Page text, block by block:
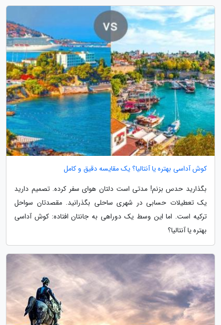
کوش آداسی بهتره یا آنتالیا؟ یک مقایسه دقیق و کامل
بگذارید حدس بزنم! مدتی است دلتان هوای سفر کرده. تصمیم دارید
یک تعطیلات حسابی در شهری ساحلی بگذرانید. مقصدتان سواحل
ترکیه است. اما این وسط یک دوراهی به جانتان افتاده: کوش آداسی
بهتره یا آنتالیا؟